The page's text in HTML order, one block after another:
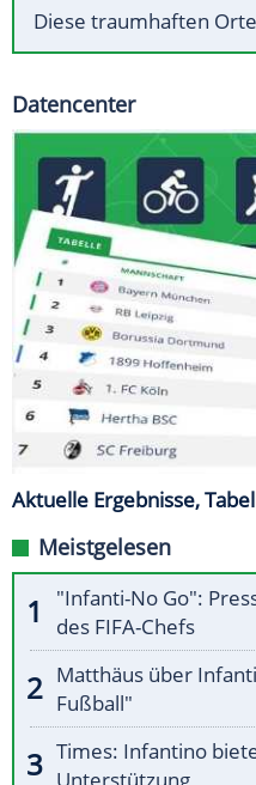
Diese traumhaften
Datencenter
Aktuelle Ergebnisse,
Meistgelesen
"Infanti-No Go":
des FIFA-Chefs
Matthäus über
Fußball"
Times: Infantino